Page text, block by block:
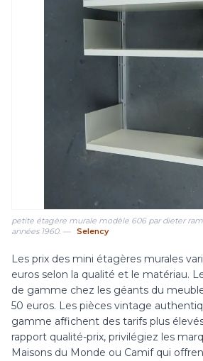
petite étagère murale modèle 606 par dieter
années 1960. —
Selency
Les prix des mini étagères murales
euros selon la qualité et le matériau.
de gamme chez les géants du
50 euros. Les pièces vintage
gamme affichent des tarifs plus
rapport qualité-prix, privilégiez les
Maisons du Monde ou Camif qui